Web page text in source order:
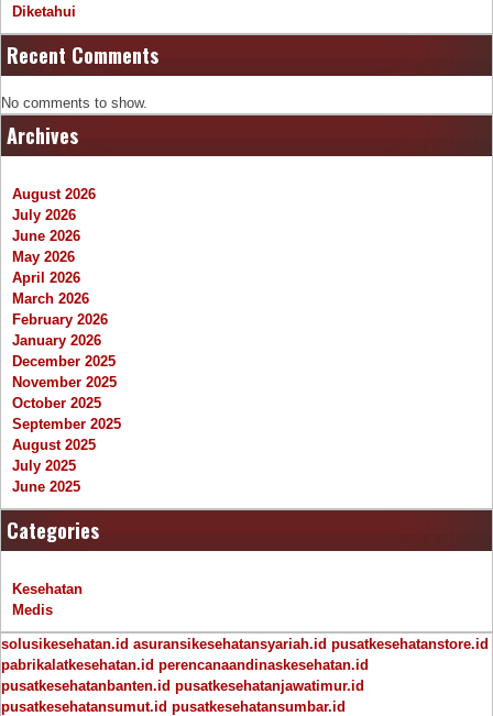
Diketahui
Recent Comments
No comments to show.
Archives
August 2026
July 2026
June 2026
May 2026
April 2026
March 2026
February 2026
January 2026
December 2025
November 2025
October 2025
September 2025
August 2025
July 2025
June 2025
Categories
Kesehatan
Medis
solusikesehatan.id asuransikesehatansyariah.id pusatkesehatanstore.id
pabrikalatkesehatan.id perencanaandinaskesehatan.id
pusatkesehatanbanten.id pusatkesehatanjawatimur.id
pusatkesehatansumut.id pusatkesehatansumbar.id